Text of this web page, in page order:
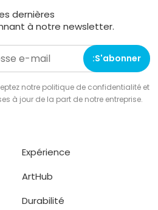
dernières
à notre newsletter.
notre politique de confidentialité et
à jour de la part de notre entreprise.
Expérience
ArtHub
Durabilité